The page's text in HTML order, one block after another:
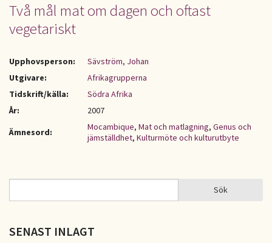
Två mål mat om dagen och oftast
vegetariskt
Upphovsperson:
Sävström, Johan
Utgivare:
Afrikagrupperna
Tidskrift/källa:
Södra Afrika
År:
2007
Ämnesord:
Mocambique, Mat och matlagning, Genus och
jämställdhet, Kulturmöte och kulturutbyte
SÖKFORMULÄR Sök
SENAST INLAGT